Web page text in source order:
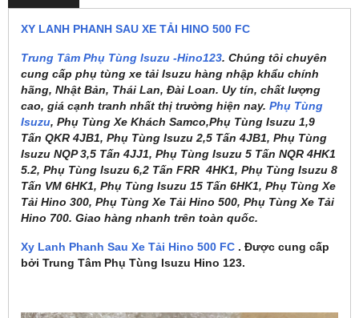
XY LANH PHANH SAU XE TẢI HINO 500 FC
Trung Tâm Phụ Tùng Isuzu -Hino123. Chúng tôi chuyên
cung cấp phụ tùng xe tải Isuzu hàng nhập khẩu chính
hãng, Nhật Bản, Thái Lan, Đài Loan. Uy tín, chất lượng
cao, giá cạnh tranh nhất thị trường hiện nay. Phụ Tùng
Isuzu, Phụ Tùng Xe Khách Samco,Phụ Tùng Isuzu 1,9
Tấn QKR 4JB1, Phụ Tùng Isuzu 2,5 Tấn 4JB1, Phụ Tùng
Isuzu NQP 3,5 Tấn 4JJ1, Phụ Tùng Isuzu 5 Tấn NQR 4HK1
5.2, Phụ Tùng Isuzu 6,2 Tấn FRR 4HK1, Phụ Tùng Isuzu 8
Tấn VM 6HK1, Phụ Tùng Isuzu 15 Tấn 6HK1, Phụ Tùng Xe
Tải Hino 300, Phụ Tùng Xe Tải Hino 500, Phụ Tùng Xe Tải
Hino 700. Giao hàng nhanh trên toàn quốc.
Xy Lanh Phanh Sau Xe Tải Hino 500 FC . Được cung cấp
bởi Trung Tâm Phụ Tùng Isuzu Hino 123.